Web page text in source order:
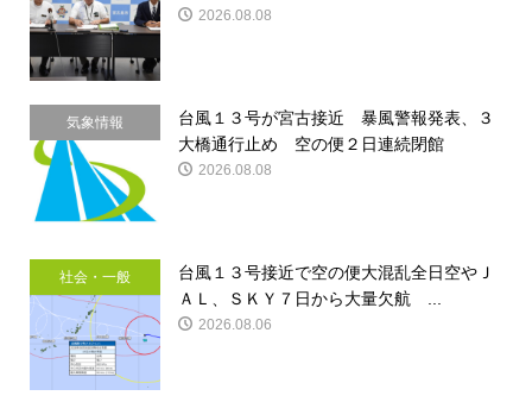
2026.08.08
気象情報
台風１３号が宮古接近 暴風警報発表、３
大橋通行止め 空の便２日連続閉館
2026.08.08
社会・一般
台風１３号接近で空の便大混乱全日空やＪ
ＡＬ、ＳＫＹ７日から大量欠航 ...
2026.08.06